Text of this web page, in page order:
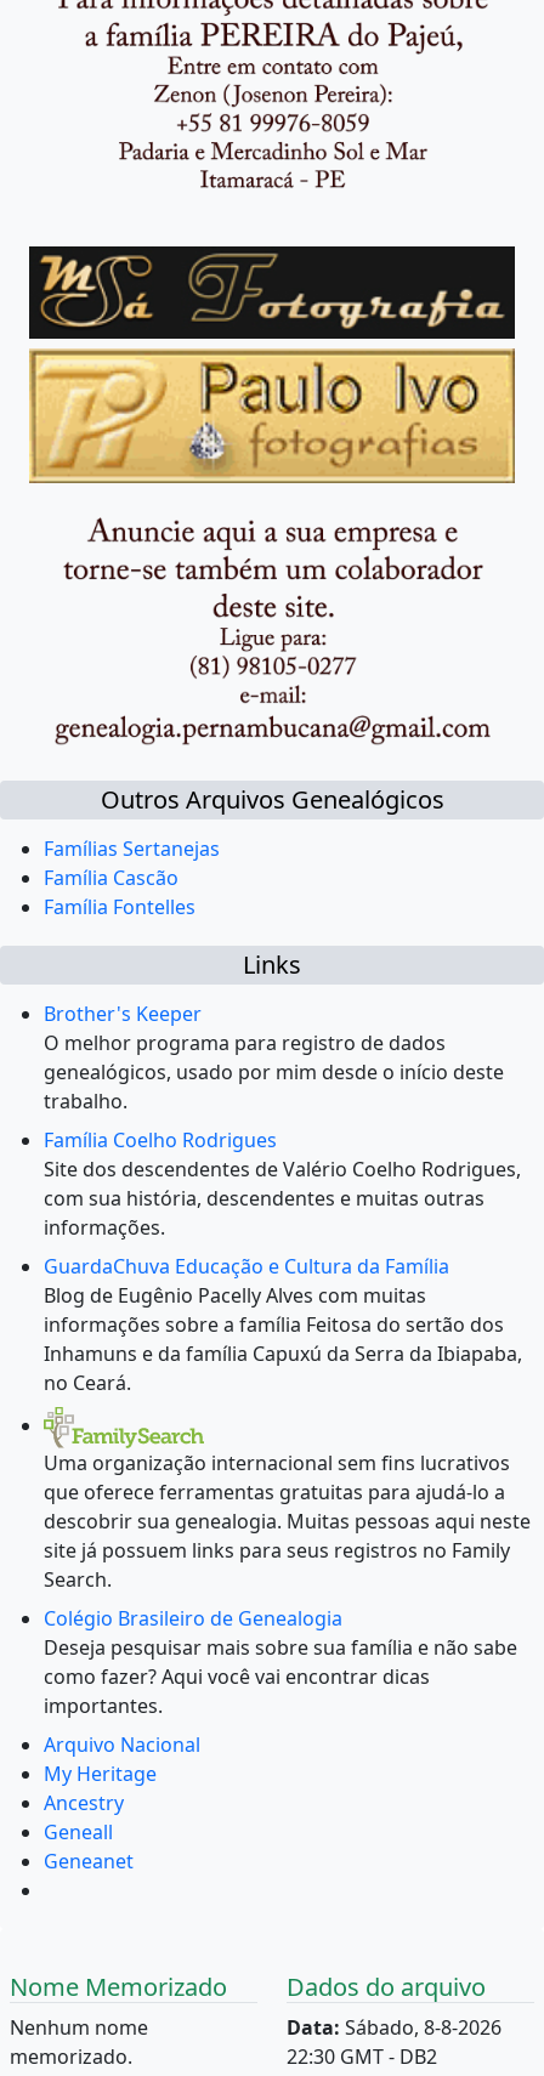
Outros Arquivos Genealógicos
Famílias Sertanejas
Família Cascão
Família Fontelles
Links
Brother's Keeper
O melhor programa para registro de dados
genealógicos, usado por mim desde o início deste
trabalho.
Família Coelho Rodrigues
Site dos descendentes de Valério Coelho Rodrigues,
com sua história, descendentes e muitas outras
informações.
GuardaChuva Educação e Cultura da Família
Blog de Eugênio Pacelly Alves com muitas
informações sobre a família Feitosa do sertão dos
Inhamuns e da família Capuxú da Serra da Ibiapaba,
no Ceará.
Uma organização internacional sem fins lucrativos
que oferece ferramentas gratuitas para ajudá-lo a
descobrir sua genealogia. Muitas pessoas aqui neste
site já possuem links para seus registros no Family
Search.
Colégio Brasileiro de Genealogia
Deseja pesquisar mais sobre sua família e não sabe
como fazer? Aqui você vai encontrar dicas
importantes.
Arquivo Nacional
My Heritage
Ancestry
Geneall
Geneanet
Nome Memorizado
Nenhum nome
memorizado.
Dados do arquivo
Data: Sábado, 8-8-2026
22:30 GMT - DB2